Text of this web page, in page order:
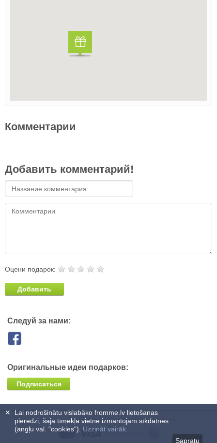
Комментарии
Добавить комментарий!
Оцени подарок:
Добавить
Следуй за нами:
Оригинальные идеи подарков:
Подписаться
Lai nodrošinātu vislabāko fromme.lv lietošanas
pieredzi, šajā tīmekļa vietnē izmantojam sīkdatnes
(angļu val. "cookies"). Uzzināt vairāk.
Sapratu
✕